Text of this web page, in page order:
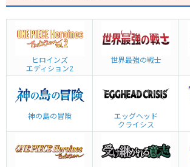
ヒロインズ
エディション2
世界最強の戦士
神の島の冒険
エッグヘッド
クライシス